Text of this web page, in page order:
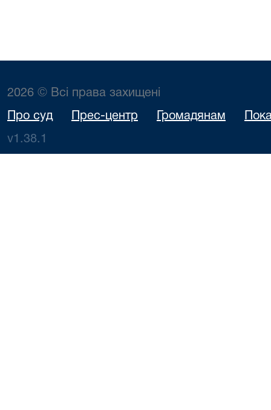
2026 © Всі права захищені
Про суд Прес-центр Громадянам
v1.38.1